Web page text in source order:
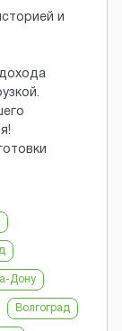
и
Дону
Волгоград